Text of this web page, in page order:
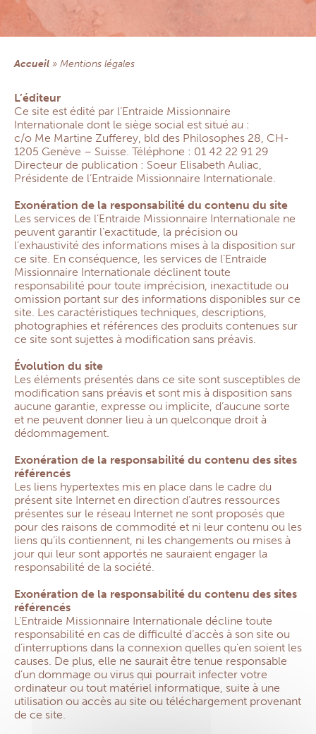
Section Amérique Centrale
République Démocratique du Congo
RESSOURCES DOCUMENTAIRES
Guide pratique Responsables de Groupe
Prévention santé
Prières
Église, santé & solidarité
Newsletters
FAQ
EXTRANET
Accueil » mentions légales
L’éditeur
Ce site est édité par l’Entraide Missionnaire
Internationale dont le siège social est situé au :
c/o Me Martine Zufferey, bld des Philosophes 28, CH-
1205 Genève – Suisse. Téléphone : 01 42 22 91 29
Directeur de publication : Soeur Elisabeth Auliac,
Présidente de l’Entraide Missionnaire Internationale.
Exonération de la responsabilité du contenu du site
Les services de l’Entraide Missionnaire Internationale ne
peuvent garantir l’exactitude, la précision ou
l’exhaustivité des informations mises à la disposition sur
ce site. En conséquence, les services de l’Entraide
Missionnaire Internationale déclinent toute
responsabilité pour toute imprécision, inexactitude ou
omission portant sur des informations disponibles sur ce
site. Les caractéristiques techniques, descriptions,
photographies et références des produits contenues sur
ce site sont sujettes à modification sans préavis.
Évolution du site
Les éléments présentés dans ce site sont susceptibles de
modification sans préavis et sont mis à disposition sans
aucune garantie, expresse ou implicite, d’aucune sorte
et ne peuvent donner lieu à un quelconque droit à
dédommagement.
Exonération de la responsabilité du contenu des sites
référencés
Les liens hypertextes mis en place dans le cadre du
présent site Internet en direction d’autres ressources
présentes sur le réseau Internet ne sont proposés que
pour des raisons de commodité et ni leur contenu ou les
liens qu’ils contiennent, ni les changements ou mises à
jour qui leur sont apportés ne sauraient engager la
responsabilité de la société.
Exonération de la responsabilité du contenu des sites
référencés
L’Entraide Missionnaire Internationale décline toute
responsabilité en cas de difficulté d’accès à son site ou
d’interruptions dans la connexion quelles qu’en soient les
causes. De plus, elle ne saurait être tenue responsable
d’un dommage ou virus qui pourrait infecter votre
ordinateur ou tout matériel informatique, suite à une
utilisation ou accès au site ou téléchargement provenant
de ce site.